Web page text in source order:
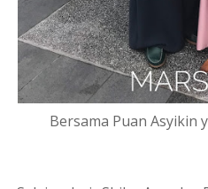
Bersama Puan Asyikin